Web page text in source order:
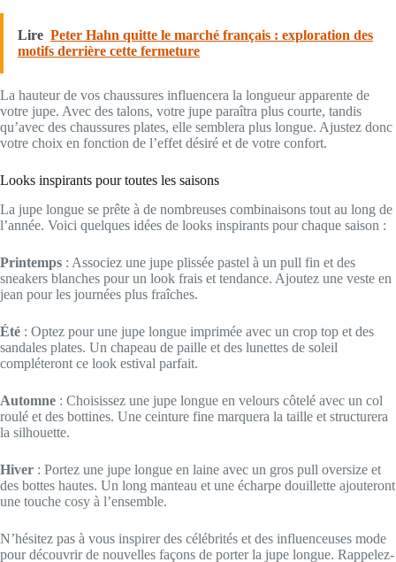
Lire Peter Hahn quitte le marché français : exploration des
motifs derrière cette fermeture
La hauteur de vos chaussures influencera la longueur apparente de
votre jupe. Avec des talons, votre jupe paraîtra plus courte, tandis
qu’avec des chaussures plates, elle semblera plus longue. Ajustez donc
votre choix en fonction de l’effet désiré et de votre confort.
Looks inspirants pour toutes les saisons
La jupe longue se prête à de nombreuses combinaisons tout au long de
l’année. Voici quelques idées de looks inspirants pour chaque saison :
Printemps : Associez une jupe plissée pastel à un pull fin et des
sneakers blanches pour un look frais et tendance. Ajoutez une veste en
jean pour les journées plus fraîches.
Été : Optez pour une jupe longue imprimée avec un crop top et des
sandales plates. Un chapeau de paille et des lunettes de soleil
compléteront ce look estival parfait.
Automne : Choisissez une jupe longue en velours côtelé avec un col
roulé et des bottines. Une ceinture fine marquera la taille et structurera
la silhouette.
Hiver : Portez une jupe longue en laine avec un gros pull oversize et
des bottes hautes. Un long manteau et une écharpe douillette ajouteront
une touche cosy à l’ensemble.
N’hésitez pas à vous inspirer des célébrités et des influenceuses mode
pour découvrir de nouvelles façons de porter la jupe longue. Rappelez-